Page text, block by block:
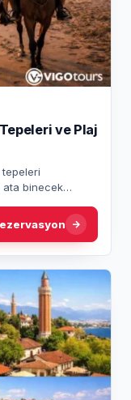
ve Plaj
tepeleri
ata binecek